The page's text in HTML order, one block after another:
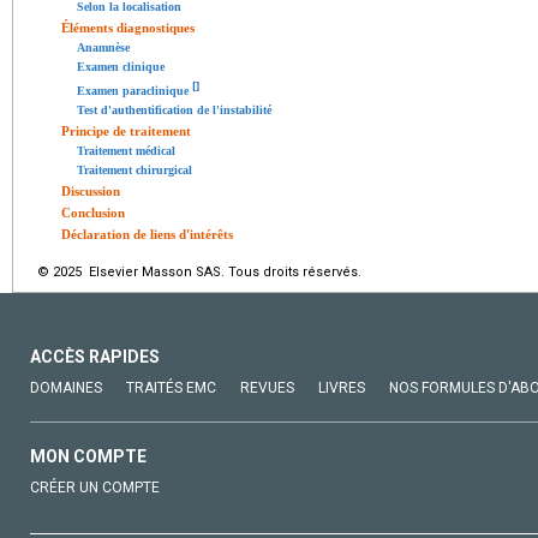
Selon la localisation
Éléments diagnostiques
Anamnèse
Examen clinique
Examen paraclinique[]
Test d'authentification de l'instabilité
Principe de traitement
Traitement médical
Traitement chirurgical
Discussion
Conclusion
Déclaration de liens d'intérêts
© 2025 Elsevier Masson SAS. Tous droits réservés.
ACCÈS RAPIDES
DOMAINES TRAITÉS EMC REVUES LIVRES NOS FORMULES
MON COMPTE
CRÉER UN COMPTE